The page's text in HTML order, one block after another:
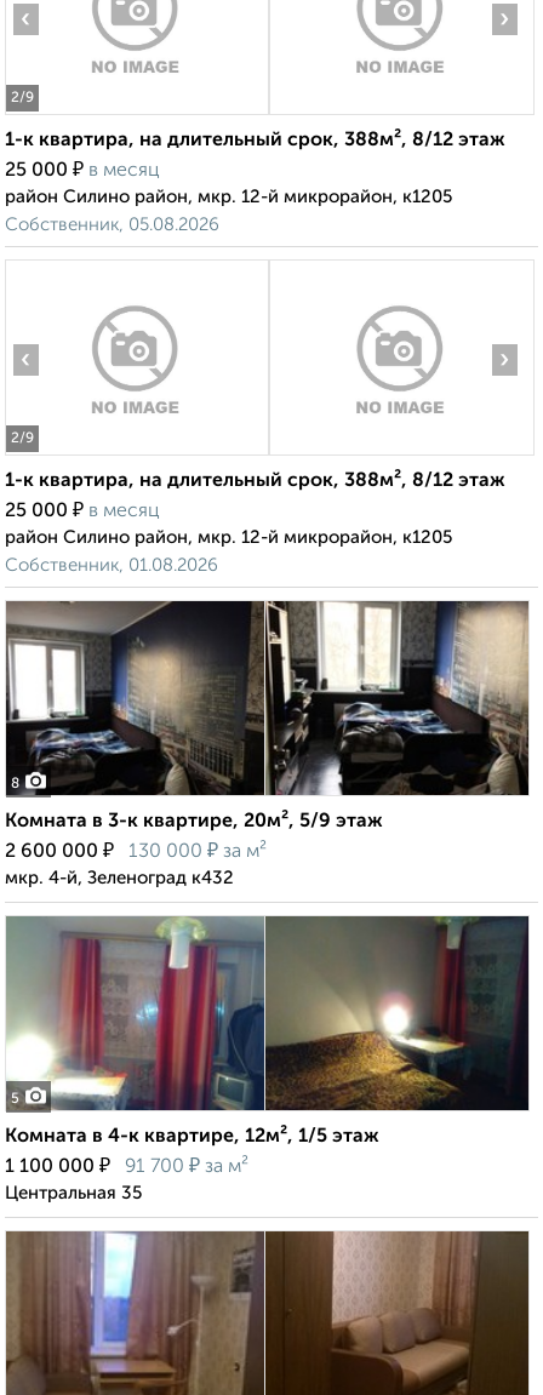
2/9
‹ ›
1-к квартира, на длительный срок, 388м², 8/12 этаж
25 000 ₽ в месяц
район Силино район, мкр. 12-й микрорайон, к1205
Собственник, 05.08.2026
2/9
‹ ›
1-к квартира, на длительный срок, 388м², 8/12 этаж
25 000 ₽ в месяц
район Силино район, мкр. 12-й микрорайон, к1205
Собственник, 01.08.2026
8
Комната в 3-к квартире, 20м², 5/9 этаж
2 600 000 ₽ 130 000 ₽ за м²
мкр. 4-й, Зеленоград к432
5
Комната в 4-к квартире, 12м², 1/5 этаж
1 100 000 ₽ 91 700 ₽ за м²
Центральная 35